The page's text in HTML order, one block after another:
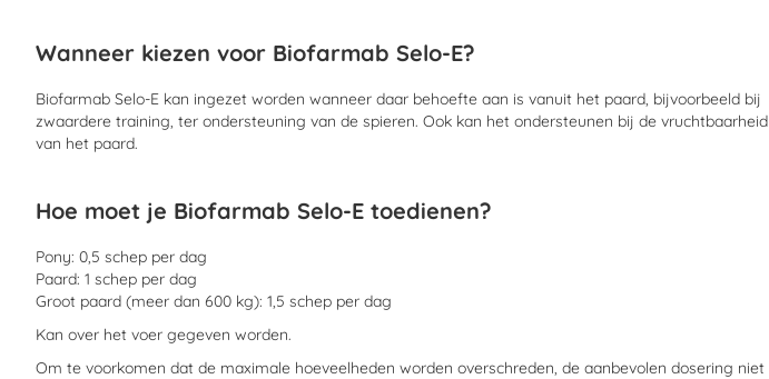
Wanneer kiezen voor Biofarmab Selo-E?
Biofarmab Selo-E kan ingezet worden wanneer daar behoefte aan is vanuit het paard, bijvoorbeeld bij
zwaardere training, ter ondersteuning van de spieren. Ook kan het ondersteunen bij de vruchtbaarheid
van het paard.
Hoe moet je Biofarmab Selo-E toedienen?
Pony: 0,5 schep per dag
Paard: 1 schep per dag
Groot paard (meer dan 600 kg): 1,5 schep per dag
Kan over het voer gegeven worden.
Om te voorkomen dat de maximale hoeveelheden worden overschreden, de aanbevolen dosering niet